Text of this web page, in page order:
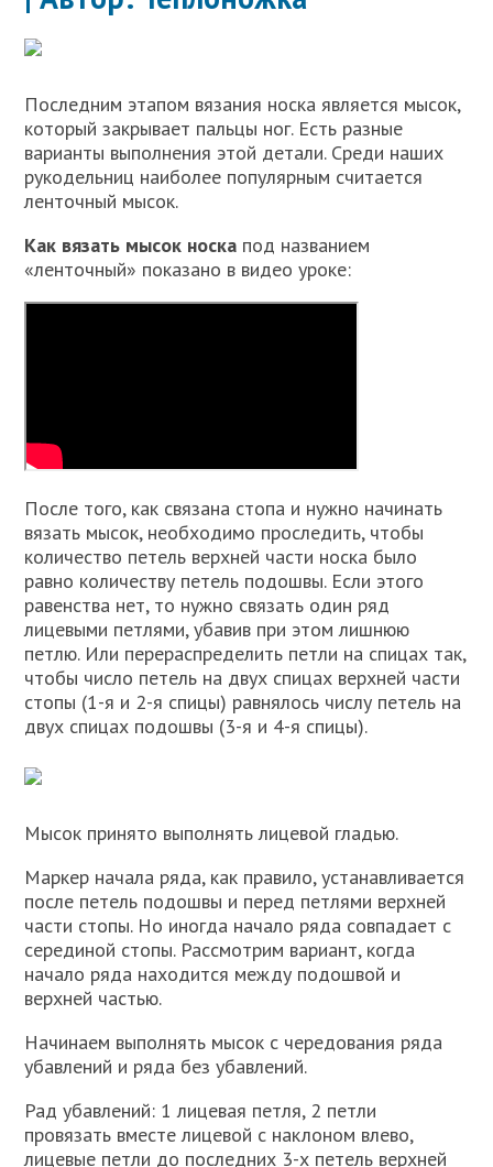
Последним этапом вязания носка является мысок,
который закрывает пальцы ног. Есть разные
варианты выполнения этой детали. Среди наших
рукодельниц наиболее популярным считается
ленточный мысок.
Как вязать мысок носка под названием
«ленточный» показано в видео уроке:
После того, как связана стопа и нужно начинать
вязать мысок, необходимо проследить, чтобы
количество петель верхней части носка было
равно количеству петель подошвы. Если этого
равенства нет, то нужно связать один ряд
лицевыми петлями, убавив при этом лишнюю
петлю. Или перераспределить петли на спицах так,
чтобы число петель на двух спицах верхней части
стопы (1-я и 2-я спицы) равнялось числу петель на
двух спицах подошвы (3-я и 4-я спицы).
Мысок принято выполнять лицевой гладью.
Маркер начала ряда, как правило, устанавливается
после петель подошвы и перед петлями верхней
части стопы. Но иногда начало ряда совпадает с
серединой стопы. Рассмотрим вариант, когда
начало ряда находится между подошвой и
верхней частью.
Начинаем выполнять мысок с чередования ряда
убавлений и ряда без убавлений.
Рад убавлений: 1 лицевая петля, 2 петли
провязать вместе лицевой с наклоном влево,
лицевые петли до последних 3-х петель верхней